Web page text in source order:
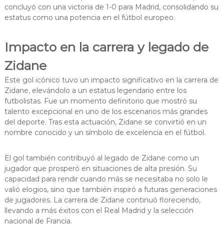
concluyó con una victoria de 1-0 para Madrid, consolidando su
estatus como una potencia en el fútbol europeo.
Impacto en la carrera y legado de
Zidane
Este gol icónico tuvo un impacto significativo en la carrera de
Zidane, elevándolo a un estatus legendario entre los
futbolistas. Fue un momento definitorio que mostró su
talento excepcional en uno de los escenarios más grandes
del deporte. Tras esta actuación, Zidane se convirtió en un
nombre conocido y un símbolo de excelencia en el fútbol.
El gol también contribuyó al legado de Zidane como un
jugador que prosperó en situaciones de alta presión. Su
capacidad para rendir cuando más se necesitaba no solo le
valió elogios, sino que también inspiró a futuras generaciones
de jugadores. La carrera de Zidane continuó floreciendo,
llevando a más éxitos con el Real Madrid y la selección
nacional de Francia.